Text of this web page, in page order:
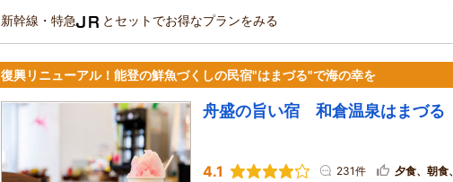
新幹線・特急 とセットでお得なプランをみる
復興リニューアル！能登の鮮魚づくしの民宿"はまづる"で海の幸を
舟盛の旨い宿 和倉温泉はまづる
4.1 231件 夕食、朝食